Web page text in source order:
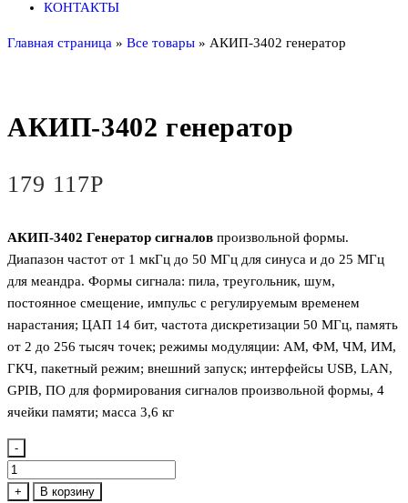
КОНТАКТЫ
Главная страница » Все товары » АКИП-3402 генератор
АКИП-3402 генератор
179 117Р
АКИП-3402 Генератор сигналов произвольной формы.
Диапазон частот от 1 мкГц до 50 МГц для синуса и до 25 МГц
для меандра. Формы сигнала: пила, треугольник, шум,
постоянное смещение, импульс с регулируемым временем
нарастания; ЦАП 14 бит, частота дискретизации 50 МГц, память
от 2 до 256 тысяч точек; режимы модуляции: АМ, ФМ, ЧМ, ИМ,
ГКЧ, пакетный режим; внешний запуск; интерфейсы USB, LAN,
GPIB, ПО для формирования сигналов произвольной формы, 4
ячейки памяти; масса 3,6 кг
-
Количество
товара
+ В корзину